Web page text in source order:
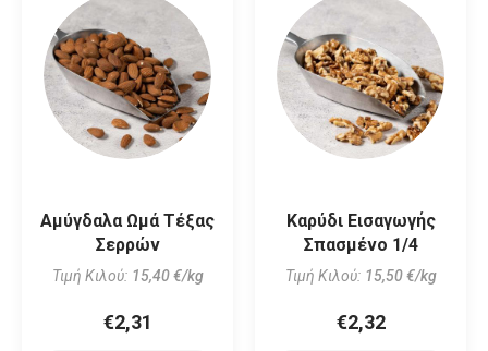
Αμύγδαλα Ωμά Τέξας
Σερρών
Τιμή Κιλού: 15,40 €/kg
€2,31
Καρύδι Εισαγωγής
Σπασμένο 1/4
Τιμή Κιλού: 15,50 €/kg
€2,32